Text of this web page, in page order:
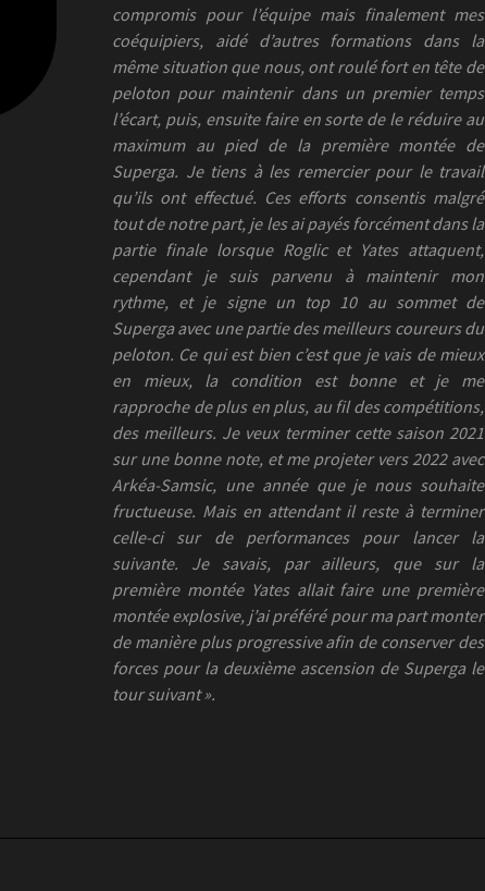
compromis pour l’équipe mais finalement mes
coéquipiers, aidé d’autres formations dans la
même situation que nous, ont roulé fort en tête de
peloton pour maintenir dans un premier temps
l’écart, puis, ensuite faire en sorte de le réduire au
maximum au pied de la première montée de
Superga. Je tiens à les remercier pour le travail
qu’ils ont effectué. Ces efforts consentis malgré
tout de notre part, je les ai payés forcément dans la
partie finale lorsque Roglic et Yates attaquent,
cependant je suis parvenu à maintenir mon
rythme, et je signe un top 10 au sommet de
Superga avec une partie des meilleurs coureurs du
peloton. Ce qui est bien c’est que je vais de mieux
en mieux, la condition est bonne et je me
rapproche de plus en plus, au fil des compétitions,
des meilleurs. Je veux terminer cette saison 2021
sur une bonne note, et me projeter vers 2022 avec
Arkéa-Samsic, une année que je nous souhaite
fructueuse. Mais en attendant il reste à terminer
celle-ci sur de performances pour lancer la
suivante. Je savais, par ailleurs, que sur la
première montée Yates allait faire une première
montée explosive, j’ai préféré pour ma part monter
de manière plus progressive afin de conserver des
forces pour la deuxième ascension de Superga le
tour suivant ».